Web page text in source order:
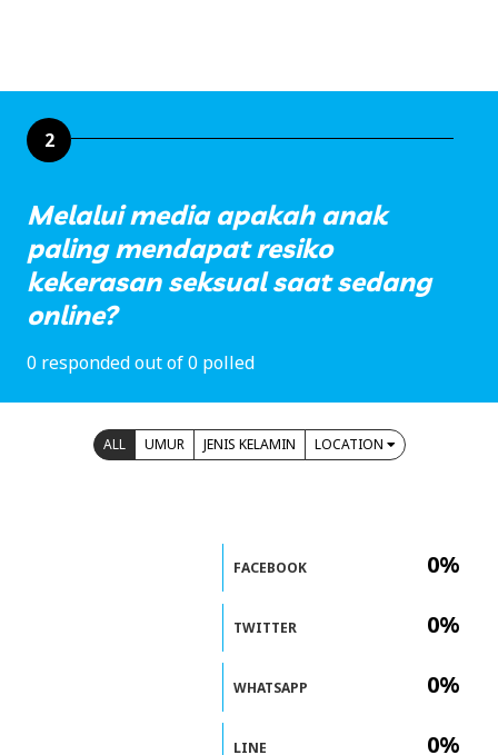
2
Melalui media apakah anak
paling mendapat resiko
kekerasan seksual saat sedang
online?
0 responded out of 0 polled
ALL UMUR JENIS KELAMIN LOCATION
0%
0%
0%
0%
FACEBOOK
TWITTER
WHATSAPP
LINE